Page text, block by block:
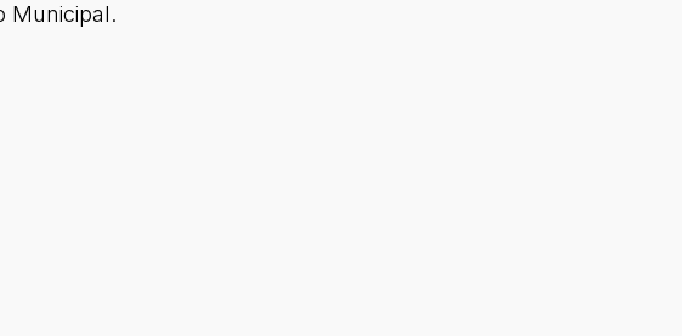
Municipal.